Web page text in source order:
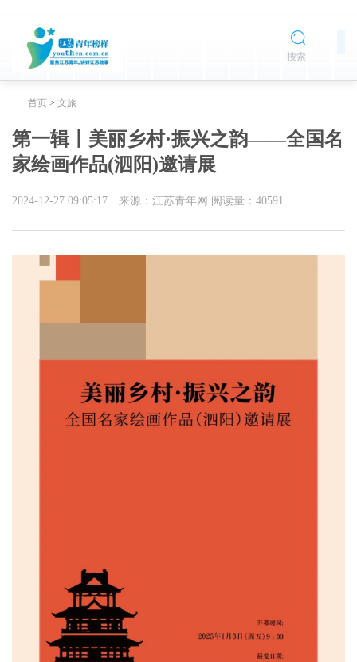
搜索
首页 > 文旅
第一辑丨美丽乡村·振兴之韵——全国名
家绘画作品(泗阳)邀请展
2024-12-27 09:05:17 来源：江苏青年网 阅读量： 40591